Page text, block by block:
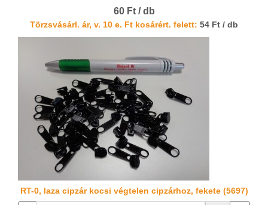
60 Ft / db
Törzsvásárl. ár, v. 10 e. Ft kosárért. felett: 54 Ft / db
RT-0, laza cipzár kocsi végtelen cipzárhoz, fekete (5697)